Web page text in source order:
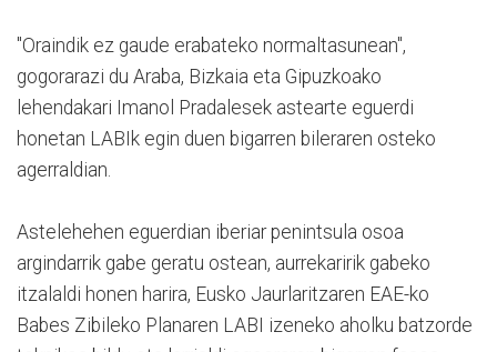
"Oraindik ez gaude erabateko normaltasunean",
gogorarazi du Araba, Bizkaia eta Gipuzkoako
lehendakari Imanol Pradalesek astearte eguerdi
honetan LABIk egin duen bigarren bileraren osteko
agerraldian.
Astelehehen eguerdian iberiar penintsula osoa
argindarrik gabe geratu ostean, aurrekaririk gabeko
itzalaldi honen harira, Eusko Jaurlaritzaren EAE-ko
Babes Zibileko Planaren LABI izeneko aholku batzorde